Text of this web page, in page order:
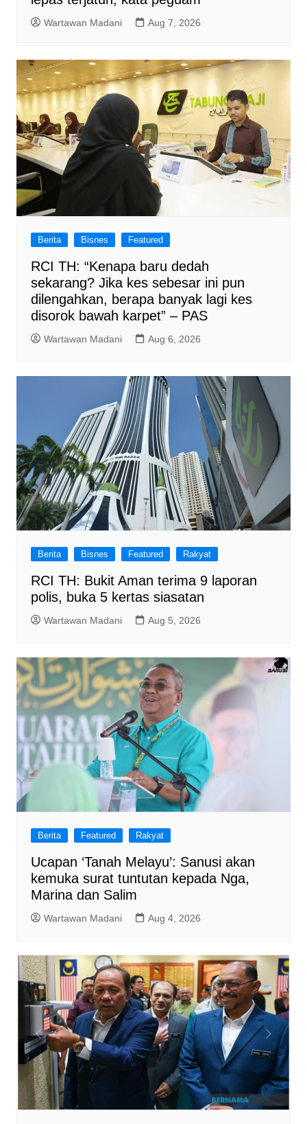
Wartawan Madani Aug 7, 2026
Berita Bisnes Featured
RCI TH: “Kenapa baru dedah
sekarang? Jika kes sebesar ini pun
dilengahkan, berapa banyak lagi kes
disorok bawah karpet” – PAS
Wartawan Madani Aug 6, 2026
Berita Bisnes Featured Rakyat
RCI TH: Bukit Aman terima 9 laporan
polis, buka 5 kertas siasatan
Wartawan Madani Aug 5, 2026
Berita Featured Rakyat
Ucapan ‘Tanah Melayu’: Sanusi akan
kemuka surat tuntutan kepada Nga,
Marina dan Salim
Wartawan Madani Aug 4, 2026